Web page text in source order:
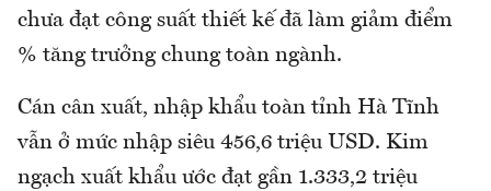
chưa đạt công suất thiết kế đã làm giảm điểm
% tăng trưởng chung toàn ngành.
Cán cân xuất, nhập khẩu toàn tỉnh Hà Tĩnh
vẫn ở mức nhập siêu 456,6 triệu USD. Kim
ngạch xuất khẩu ước đạt gần 1.333,2 triệu